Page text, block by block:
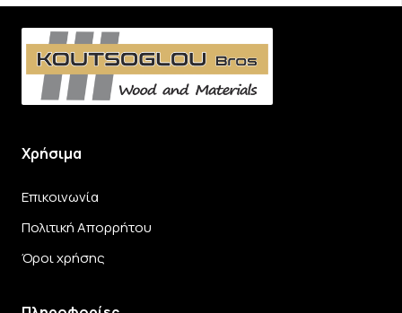
Χρήσιμα
Επικοινωνία
Πολιτική Απορρήτου
Όροι χρήσης